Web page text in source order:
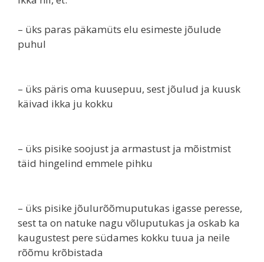
– üks paras päkamüts elu esimeste jõulude
puhul
– üks päris oma kuusepuu, sest jõulud ja kuusk
käivad ikka ju kokku
– üks pisike soojust ja armastust ja mõistmist
täid hingelind emmele pihku
– üks pisike jõulurõõmuputukas igasse peresse,
sest ta on natuke nagu võluputukas ja oskab ka
kaugustest pere südames kokku tuua ja neile
rõõmu krõbistada